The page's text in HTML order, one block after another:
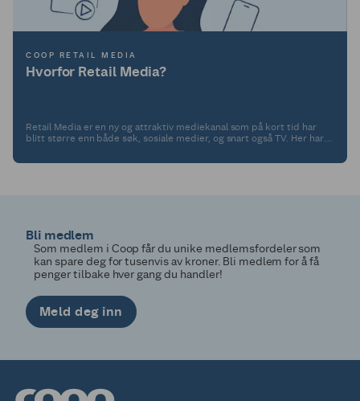
COOP RETAIL MEDIA
Hvorfor Retail Media?
Retail Media er en ny og attraktiv mediekanal som på kort tid har
blitt større enn både søk, sosiale medier, og snart også TV. Her har
Bli medlem
Som medlem i Coop får du unike medlemsfordeler som
kan spare deg for tusenvis av kroner. Bli medlem for å få
penger tilbake hver gang du handler!
Meld deg inn